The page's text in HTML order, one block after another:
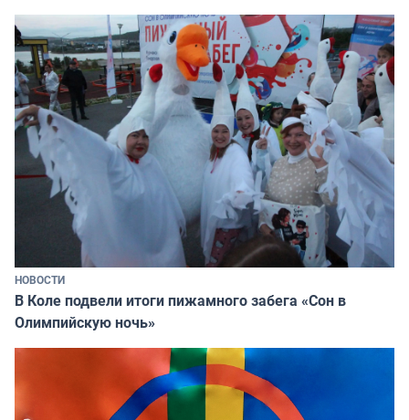
НОВОСТИ
В Коле подвели итоги пижамного забега «Сон в
Олимпийскую ночь»